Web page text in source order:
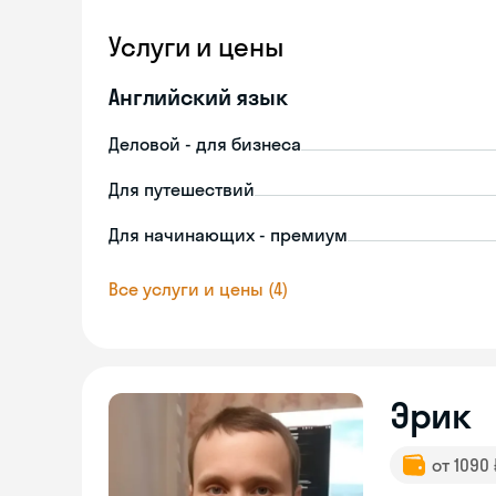
Услуги и цены
Английский язык
Деловой - для бизнеса
Для путешествий
Для начинающих - премиум
Все услуги и цены (4)
Эрик
от